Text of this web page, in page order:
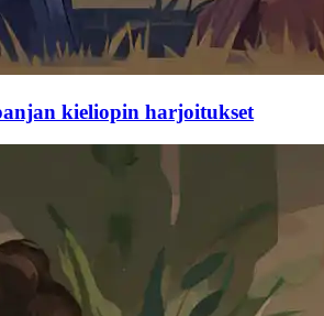
kieliopin harjoitukset